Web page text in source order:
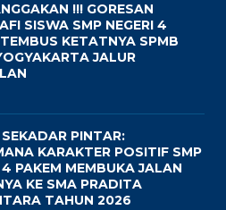
!!! GORESAN
SISWA SMP NEGERI 4
KETATNYA SPMB
JALUR
PINTAR:
KARAKTER POSITIF SMP
4 PAKEM MEMBUKA JALAN
KE SMA PRADITA
TAHUN 2026